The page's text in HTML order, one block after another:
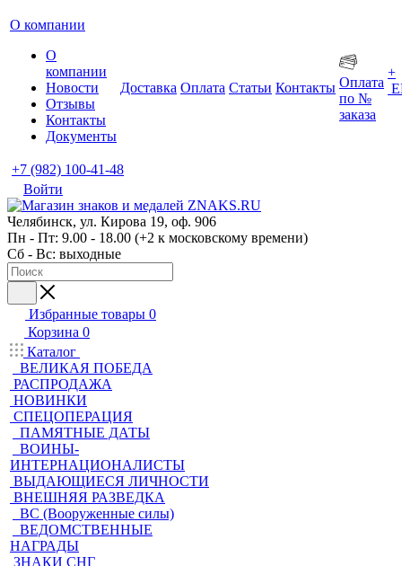
О компании
О
компании
Новости
Отзывы
Контакты
Документы
Доставка Оплата Статьи Контакты Оплата
по №
заказа
+
+7 (982) 100-41-48
Войти
Челябинск, ул. Кирова 19, оф. 906
Пн - Пт: 9.00 - 18.00 (+2 к московскому времени)
Сб - Вс: выходные
Избранные товары 0
Корзина 0
Каталог
ВЕЛИКАЯ ПОБЕДА
РАСПРОДАЖА
НОВИНКИ
СПЕЦОПЕРАЦИЯ
ПАМЯТНЫЕ ДАТЫ
ВОИНЫ-
ИНТЕРНАЦИОНАЛИСТЫ
ВЫДАЮЩИЕСЯ ЛИЧНОСТИ
ВНЕШНЯЯ РАЗВЕДКА
ВС (Вооруженные силы)
ВЕДОМСТВЕННЫЕ
НАГРАДЫ
ЗНАКИ СНГ